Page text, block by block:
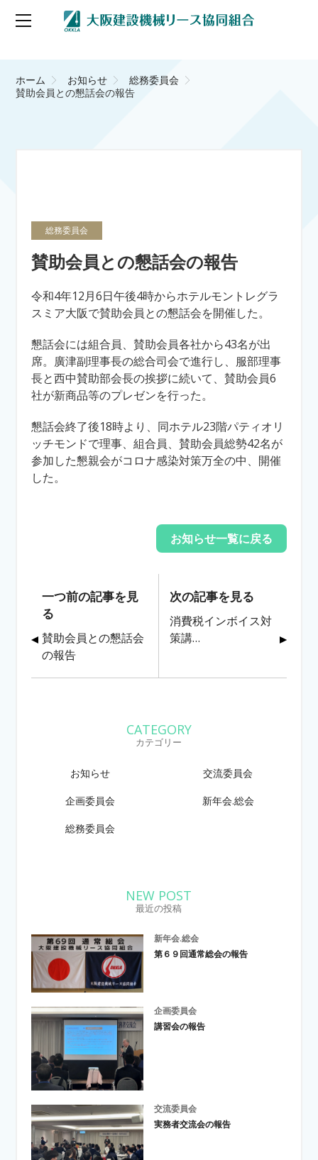
ホーム お知らせ
総務委員会
賛助会員との懇話会の報告
総務委員会
賛助会員との懇話会の報告
令和4年12月6日午後4時からホテルモントレグラ
スミア大阪で賛助会員との懇話会を開催した。
懇話会には組合員、賛助会員各社から43名が出
席。廣津副理事長の総合司会で進行し、服部理事
長と西中賛助部会長の挨拶に続いて、賛助会員6
社が新商品等のプレゼンを行った。
懇話会終了後18時より、同ホテル23階パティオリ
ッチモンドで理事、組合員、賛助会員総勢42名が
参加した懇親会がコロナ感染対策万全の中、開催
した。
お知らせ一覧に戻る
一つ前の記事を見
る
賛助会員との懇話会
の報告
次の記事を見る
消費税インボイス対
策講…
CATEGORY
カテゴリー
お知らせ 交流委員会
企画委員会 新年会.総会
総務委員会
NEW POST
最近の投稿
新年会.総会
第６９回通常総会の報告
企画委員会
講習会の報告
交流委員会
実務者交流会の報告